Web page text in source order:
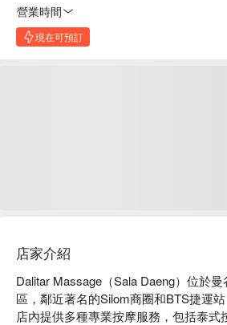
營業時間
現在可預訂
店家介紹
Dalitar Massage（Sala Daeng）位於
區，鄰近著名的Silom商圈和BTS捷運站
店內提供多種專業按摩服務，包括泰式